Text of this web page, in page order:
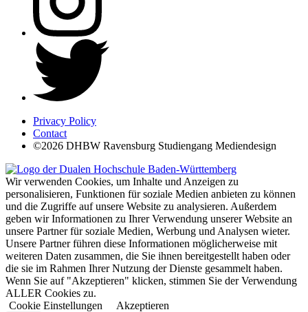
Privacy Policy
Contact
©2026 DHBW Ravensburg Studiengang Mediendesign
Wir verwenden Cookies, um Inhalte und Anzeigen zu
personalisieren, Funktionen für soziale Medien anbieten zu können
und die Zugriffe auf unsere Website zu analysieren. Außerdem
geben wir Informationen zu Ihrer Verwendung unserer Website an
unsere Partner für soziale Medien, Werbung und Analysen wieter.
Unsere Partner führen diese Informationen möglicherweise mit
weiteren Daten zusammen, die Sie ihnen bereitgestellt haben oder
die sie im Rahmen Ihrer Nutzung der Dienste gesammelt haben.
Wenn Sie auf "Akzeptieren" klicken, stimmen Sie der Verwendung
ALLER Cookies zu.
Cookie Einstellungen
Akzeptieren